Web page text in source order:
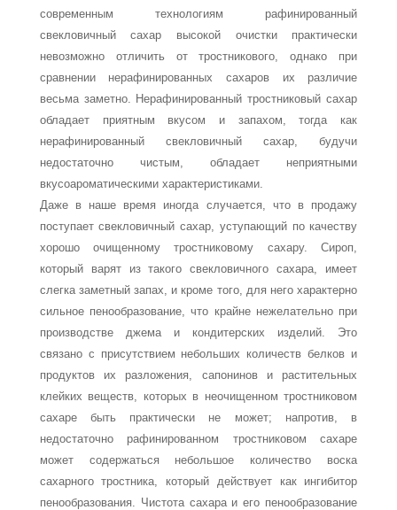
современным технологиям рафинированный
свекловичный сахар высокой очистки практически
невозможно отличить от тростникового, однако при
сравнении нера­финированных сахаров их различие
весьма заметно. Нерафинированный тростни­ковый сахар
обладает приятным вкусом и запахом, тогда как
нерафинированный свекловичный сахар, будучи
недостаточно чистым, обладает неприятными
вкусоароматическими характеристиками.
Даже в наше время иногда случается, что в продажу
поступает свекловичный са­хар, уступающий по качеству
хорошо очищенному тростниковому сахару. Сироп,
который варят из такого свекловичного сахара, имеет
слегка заметный запах, и кро­ме того, для него характерно
сильное пенообразование, что крайне нежелательно при
производстве джема и кондитерских изделий. Это
связано с присутствием не­больших количеств белков и
продуктов их разложения, сапонинов и растительных
клейких веществ, которых в неочищенном тростниковом
сахаре быть практически не может; напротив, в
недостаточно рафинированном тростниковом сахаре
может содержаться небольшое количество воска
сахарного тростника, который действует как ингибитор
пенообразования. Чистота сахара и его пенообразование